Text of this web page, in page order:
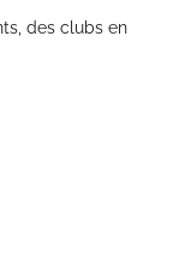
des clubs en